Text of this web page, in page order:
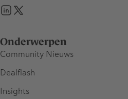
Onderwerpen
Community Nieuws
Dealflash
Insights